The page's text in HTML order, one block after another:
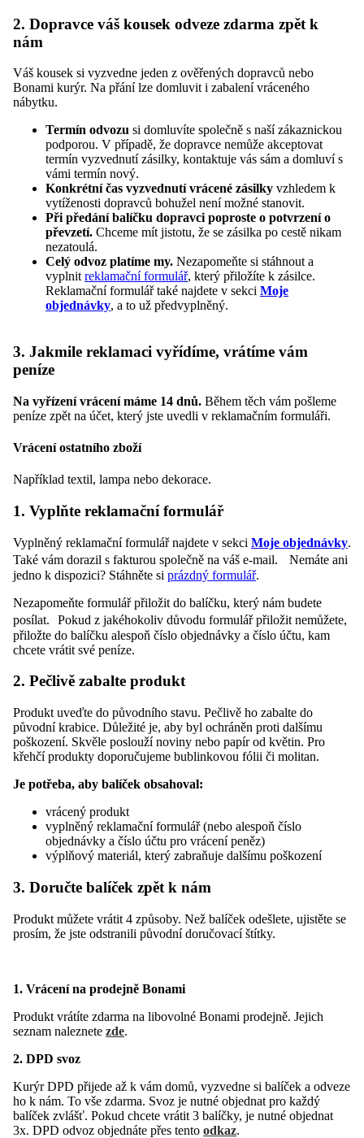
2. Dopravce váš kousek odveze zdarma zpět k
nám
Váš kousek si vyzvedne jeden z ověřených dopravců nebo
Bonami kurýr. Na přání lze domluvit i zabalení vráceného
nábytku.
Termín odvozu si domluvíte společně s naší zákaznickou
podporou. V případě, že dopravce nemůže akceptovat
termín vyzvednutí zásilky, kontaktuje vás sám a domluví s
vámi termín nový.
Konkrétní čas vyzvednutí vrácené zásilky vzhledem k
vytíženosti dopravců bohužel není možné stanovit.
Při předání balíčku dopravci poproste o potvrzení o
převzetí. Chceme mít jistotu, že se zásilka po cestě nikam
nezatoulá.
Celý odvoz platíme my. Nezapomeňte si stáhnout a
vyplnit reklamační formulář, který přiložíte k zásilce.
Reklamační formulář také najdete v sekci Moje
objednávky, a to už předvyplněný.
3. Jakmile reklamaci vyřídíme, vrátíme vám
peníze
Na vyřízení vrácení máme 14 dnů. Během těch vám pošleme
peníze zpět na účet, který jste uvedli v reklamačním formuláři.
Vrácení ostatního zboží
Například textil, lampa nebo dekorace.
1. Vyplňte reklamační formulář
Vyplněný reklamační formulář najdete v sekci Moje objednávky.
Také vám dorazil s fakturou společně na váš e-mail. Nemáte ani
jedno k dispozici? Stáhněte si prázdný formulář.
Nezapomeňte formulář přiložit do balíčku, který nám budete
posílat. Pokud z jakéhokoliv důvodu formulář přiložit nemůžete,
přiložte do balíčku alespoň číslo objednávky a číslo účtu, kam
chcete vrátit své peníze.
2. Pečlivě zabalte produkt
Produkt uveďte do původního stavu. Pečlivě ho zabalte do
původní krabice. Důležité je, aby byl ochráněn proti dalšímu
poškození. Skvěle poslouží noviny nebo papír od květin. Pro
křehčí produkty doporučujeme bublinkovou fólii či molitan.
Je potřeba, aby balíček obsahoval:
vrácený produkt
vyplněný reklamační formulář (nebo alespoň číslo
objednávky a číslo účtu pro vrácení peněz)
výplňový materiál, který zabraňuje dalšímu poškození
3. Doručte balíček zpět k nám
Produkt můžete vrátit 4 způsoby. Než balíček odešlete, ujistěte se
prosím, že jste odstranili původní doručovací štítky.
1. Vrácení na prodejně Bonami
Produkt vrátíte zdarma na libovolné Bonami prodejně. Jejich
seznam naleznete zde.
2. DPD svoz
Kurýr DPD přijede až k vám domů, vyzvedne si balíček a odveze
ho k nám. To vše zdarma. Svoz je nutné objednat pro každý
balíček zvlášť. Pokud chcete vrátit 3 balíčky, je nutné objednat
3x. DPD odvoz objednáte přes tento odkaz.